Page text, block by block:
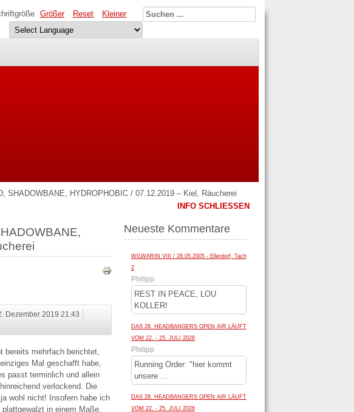
Größer Reset Kleiner
SHADOWBANE, HYDROPHOBIC / 07.12.2019 – Kiel, Räucherei
Dezember 2019 21:43
bereits mehrfach berichtet,
Mal geschafft habe,
passt terminlich und allein
verlockend. Die
wohl nicht! Insofern habe ich
in einem Maße,
INFO SCHLIESSEN
Neueste Kommentare
WILWARIN VIII / 28.05.2005 - Ellerdorf, Tach
2
Philipp
REST IN PEACE, LOU
KOLLER!
DAS 28. HEADBANGERS OPEN AIR LÄUFT
VOM 22. - 25. JULI 2026
Philipp
Running Order: "hier kommt
unsere ...
DAS 28. HEADBANGERS OPEN AIR LÄUFT
VOM 22. - 25. JULI 2026